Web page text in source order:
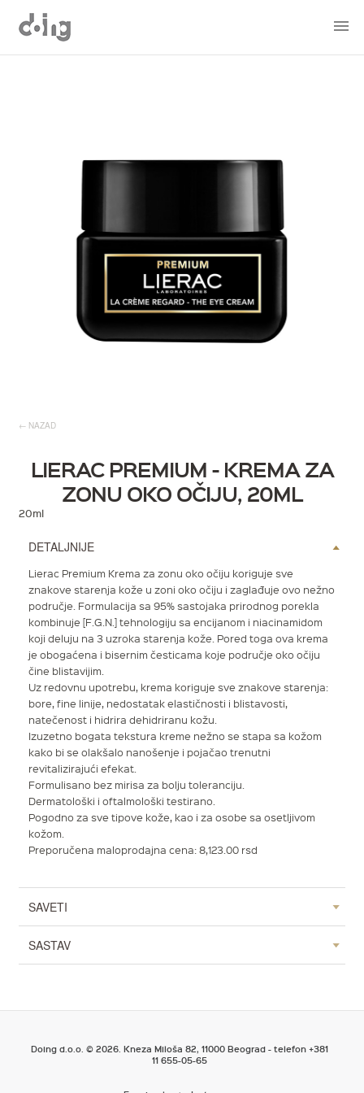
NAZAD
LIERAC PREMIUM - KREMA ZA
ZONU OKO OČIJU, 20ML
20ml
DETALJNIJE
Lierac Premium Krema za zonu oko očiju koriguje sve
znakove starenja kože u zoni oko očiju i zaglađuje ovo nežno
područje. Formulacija sa 95% sastojaka prirodnog porekla
kombinuje [F.G.N.] tehnologiju sa encijanom i niacinamidom
koji deluju na 3 uzroka starenja kože. Pored toga ova krema
je obogaćena i bisernim česticama koje područje oko očiju
čine blistavijim.
Uz redovnu upotrebu, krema koriguje sve znakove starenja:
bore, fine linije, nedostatak elastičnosti i blistavosti,
natečenost i hidrira dehidriranu kožu.
Izuzetno bogata tekstura kreme nežno se stapa sa kožom
kako bi se olakšalo nanošenje i pojačao trenutni
revitalizirajući efekat.
Formulisano bez mirisa za bolju toleranciju.
Dermatološki i oftalmološki testirano.
Pogodno za sve tipove kože, kao i za osobe sa osetljivom
kožom.
Preporučena maloprodajna cena: 8,123.00 rsd
SAVETI
SASTAV
Doing d.o.o. © 2026. Kneza Miloša 82, 11000 Beograd - telefon +381
11 655-05-65